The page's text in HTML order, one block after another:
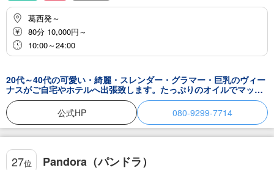
葛西発～
80分 10,000円～
10:00～24:00
20代～40代の可愛い・綺麗・スレンダー・グラマー・巨乳のヴィー
ナスがご自宅やホテルへ出張致します。たっぷりのオイルでマッサ
ージを施術させて頂きます。リーズナブルでで質・サービス共に大
満足！！あなたのプライベート空間へ至極のお時間をお届け致しま
す。
公式HP 080-9299-7714
27位 Pandora（パンドラ）